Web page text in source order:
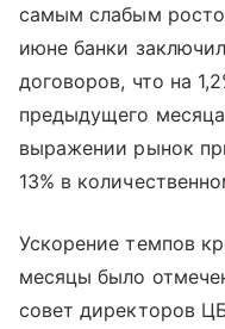
самым слабым
июне банки
договоров, что на
предыдущего
выражении рынок
13% в
Ускорение темпов
месяцы было
совет директоров